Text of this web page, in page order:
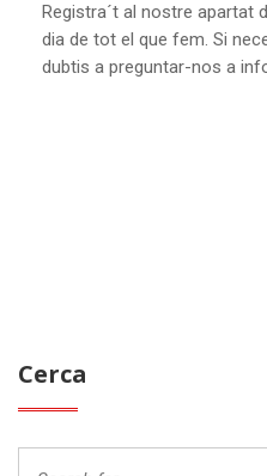
Registra´t al nostre apartat
dia de tot el que fem. Si
dubtis a preguntar-nos a
Cerca